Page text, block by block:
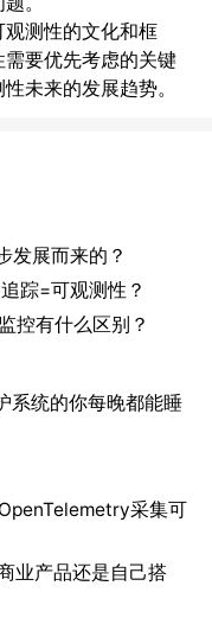
测性的文化和框
要优先考虑的关键
未来的发展趋势。
发展而来的？
踪=可观测性？
控有什么区别？
系统的你每晚都能睡
采集可
业产品还是自己搭